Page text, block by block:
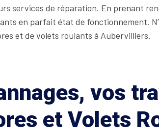
services de réparation. En prenant
en parfait état de fonctionnement.
et de volets roulants à Aubervilliers.
vos
et Volets